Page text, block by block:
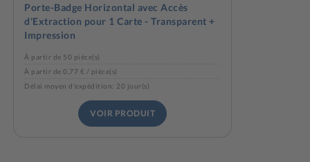
Porte-Badge Horizontal avec Accès
d'Extraction pour 1 Carte - Transparent +
Impression
À partir de 50 pièce(s)
À partir de 0,77 € / pièce(s)
Délai moyen d'expédition: 20 jour(s)
VOIR PRODUIT